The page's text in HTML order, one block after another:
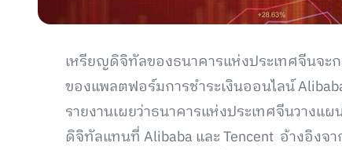
เหรียญดิจิทัลของธนาคารแห่งประเทศจีนจะ
ของแพลตฟอร์มการชำระเงินออนไลน์
รายงานเผยว่าธนาคารแห่งประเทศจีนวางแ
ดิจิทัลแทนที่ Alibaba และ Tencent อ้างอิงจ